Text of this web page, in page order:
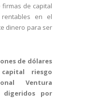
firmas de capital
en el
dinero para ser
de dólares
riesgo
Ventura
digeridos por